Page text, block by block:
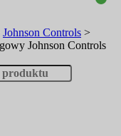
Johnson Controls >
Johnson Controls